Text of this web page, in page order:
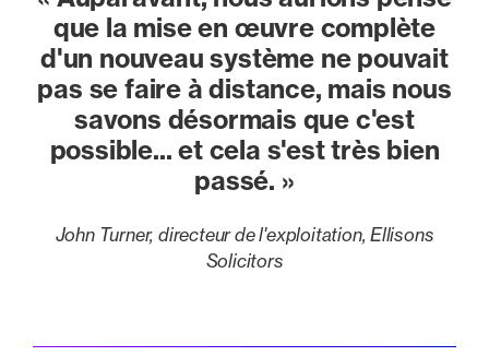
que la mise en œuvre complète
d'un nouveau système ne pouvait
pas se faire à distance, mais nous
savons désormais que c'est
possible... et cela s'est très bien
passé. »
John Turner, directeur de l'exploitation, Ellisons
Solicitors